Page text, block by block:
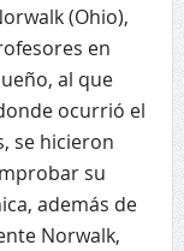
(Ohio),
en
al que
ocurrió el
se hicieron
su
además de
Norwalk,